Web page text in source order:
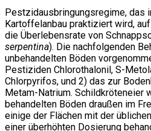
Pestzidausbringungsregime, das
Kartoffelanbau praktiziert wird,
die Überlebensrate von
serpentina). Die nachfolgenden
unbehandelten Böden
Pestiziden Chlorothalonil, S-
Chlorpyrifos, und 2) das zur
Metam-Natrium. Schildkröteneier
behandelten Böden draußen im
einige der Flächen mit der
einer überhöhten Dosierung